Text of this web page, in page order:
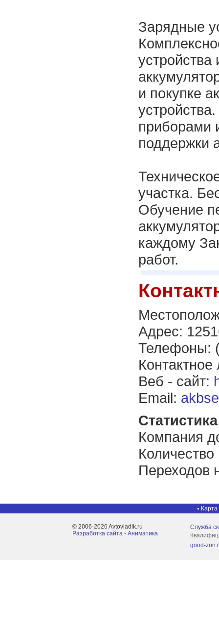
Зарядные
устройства
и покупке
приборами
поддержки
участка.
Обучение
каждому
работ.
Адрес:
Телефоны:
Веб - сайт:
Email:
Компания
Переходов
Карта
© 2006-2026 Avtovladik.ru
Разработка сайта - Aниматика
Служба
good-